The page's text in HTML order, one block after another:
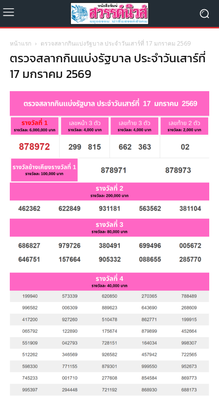
หน้าแรก ตรวจสลากกินแบ่งรัฐบาล ประจำวันเสาร์ที่ 17 มกราคม 2569
ตรวจสลากกินแบ่งรัฐบาล ประจำวันเสาร์ที่
17 มกราคม 2569